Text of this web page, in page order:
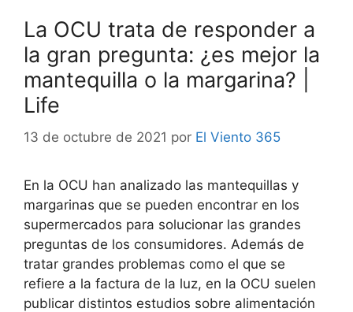
La OCU trata de responder a
la gran pregunta: ¿es mejor la
mantequilla o la margarina? |
Life
13 de octubre de 2021 por El Viento 365
En la OCU han analizado las mantequillas y
margarinas que se pueden encontrar en los
supermercados para solucionar las grandes
preguntas de los consumidores. Además de
tratar grandes problemas como el que se
refiere a la factura de la luz, en la OCU suelen
publicar distintos estudios sobre alimentación